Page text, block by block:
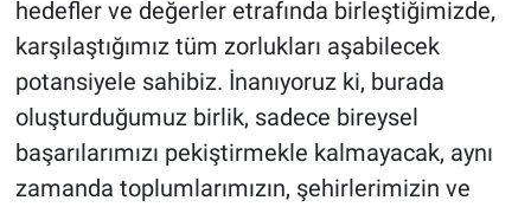
hedefler ve değerler etrafında birleştiğimizde,
karşılaştığımız tüm zorlukları aşabilecek
potansiyele sahibiz. İnanıyoruz ki, burada
oluşturduğumuz birlik, sadece bireysel
başarılarımızı pekiştirmekle kalmayacak, aynı
zamanda toplumlarımızın, şehirlerimizin ve